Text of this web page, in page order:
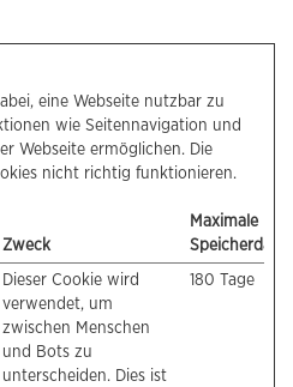
eine Webseite nutzbar zu
wie Seitennavigation und
Webseite ermöglichen. Die
nicht richtig funktionieren.
Zweck
Maximale
Dieser Cookie wird
verwendet, um
zwischen Menschen
und Bots zu
unterscheiden. Dies ist
180 Tage